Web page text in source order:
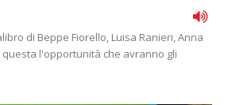
di Beppe Fiorello, Luisa Ranieri, Anna
questa l'opportunità che avranno gli